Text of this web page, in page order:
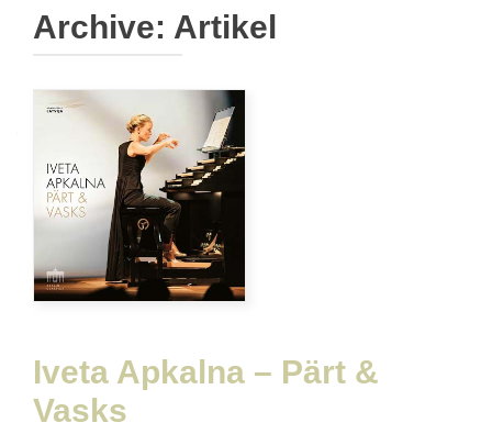
Archive: Artikel
Iveta Apkalna – Pärt &
Vasks
Beitrags-
Navigation